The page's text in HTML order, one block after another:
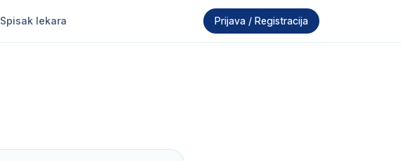
Spisak lekara Prijava / Registracija